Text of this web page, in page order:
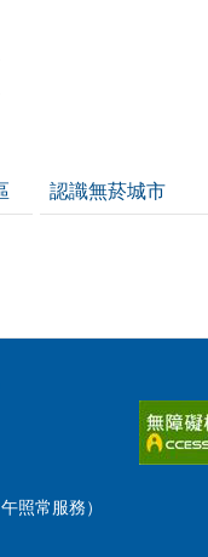
認識無菸城市
照常服務）